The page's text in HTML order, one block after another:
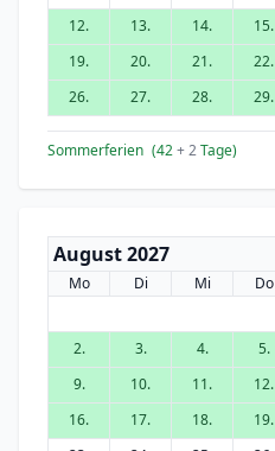
12.
13. 14. 15.
19.
20. 21. 22.
26.
27. 28. 29.
Sommerferien (42+ 2Tage)
August 2027
Mo Di Mi Do
2.
3. 4. 5.
9.
10. 11. 12.
16.
17. 18. 19.